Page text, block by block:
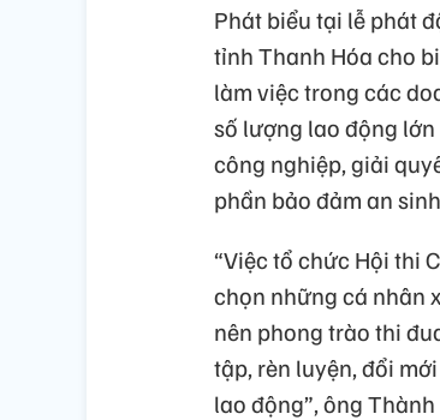
Phát biểu tại lễ phát
tỉnh Thanh Hóa cho
làm việc trong các
số lượng lao động
công nghiệp, giải
phần bảo đảm an
“Việc tổ chức Hội thi
chọn những cá nhân
nên phong trào thi
tập, rèn luyện, đổi
lao động”, ông